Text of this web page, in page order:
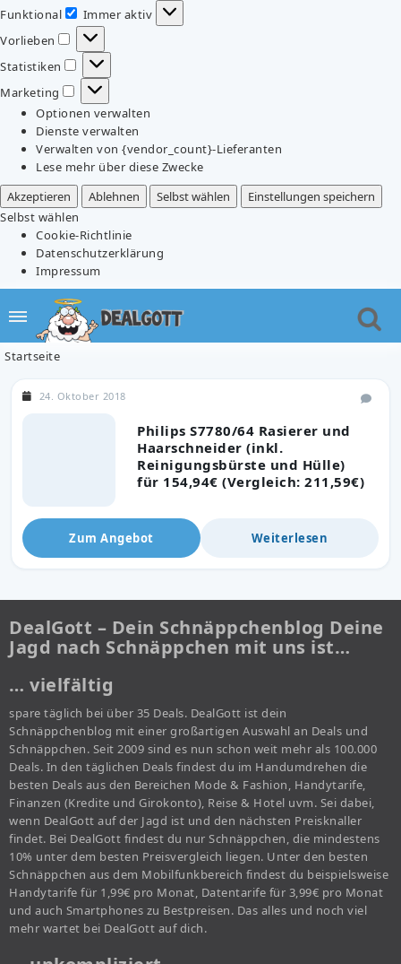
Funktional
Funktional
Immer aktiv
Vorlieben
Vorlieben
Statistiken
Statistiken
Marketing
Marketing
Optionen verwalten
Dienste verwalten
Verwalten von {vendor_count}-Lieferanten
Lese mehr über diese Zwecke
Akzeptieren
Ablehnen Selbst wählen
Einstellungen speichern
Selbst wählen
Cookie-Richtlinie
Datenschutzerklärung
Impressum
Startseite
Philips S7780/64 Rasierer und
Haarschneider (inkl.
Reinigungsbürste und Hülle)
für 154,94€ (Vergleich: 211,59€)
24. Oktober 2018
Zum Angebot Weiterlesen
DealGott – Dein Schnäppchenblog Deine
Jagd nach Schnäppchen mit uns ist…
… vielfältig
spare täglich bei über 35 Deals. DealGott ist dein
Schnäppchenblog mit einer großartigen Auswahl an Deals und
Schnäppchen. Seit 2009 sind es nun schon weit mehr als 100.000
Deals. In den täglichen Deals findest du im Handumdrehen die
besten Deals aus den Bereichen Mode & Fashion, Handytarife,
Finanzen (Kredite und Girokonto), Reise & Hotel uvm. Sei dabei,
wenn DealGott auf der Jagd ist und den nächsten Preisknaller
findet. Bei DealGott findest du nur Schnäppchen, die mindestens
10% unter dem besten Preisvergleich liegen. Unter den besten
Schnäppchen aus dem Mobilfunkbereich findest du beispielsweise
Handytarife für 1,99€ pro Monat, Datentarife für 3,99€ pro Monat
und auch Smartphones zu Bestpreisen. Das alles und noch viel
mehr wartet bei DealGott auf dich.